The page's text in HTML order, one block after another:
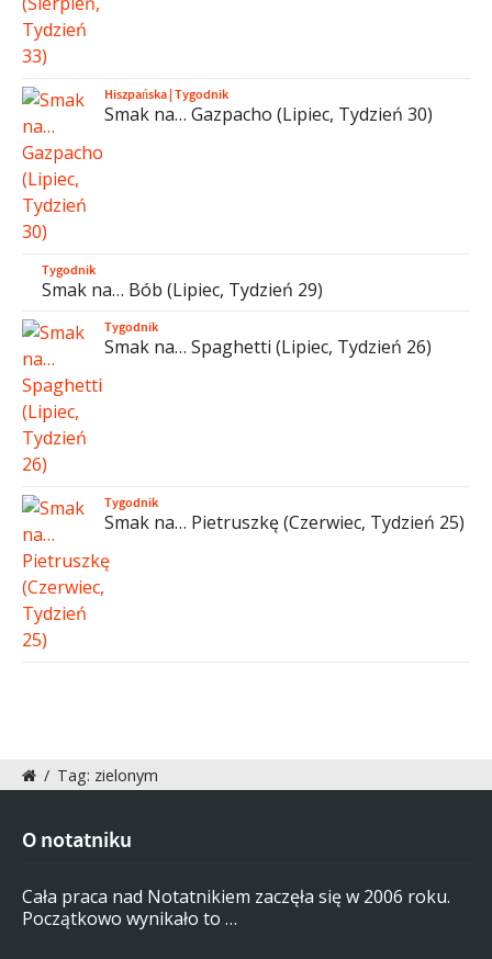
Hiszpańska|Tygodnik
Smak na… Gazpacho (Lipiec, Tydzień 30)
Tygodnik
Smak na… Bób (Lipiec, Tydzień 29)
Tygodnik
Smak na… Spaghetti (Lipiec, Tydzień 26)
Tygodnik
Smak na… Pietruszkę (Czerwiec, Tydzień 25)
/ Tag: zielonym
O notatniku
Cała praca nad Notatnikiem zaczęła się w 2006 roku.
Początkowo wynikało to …